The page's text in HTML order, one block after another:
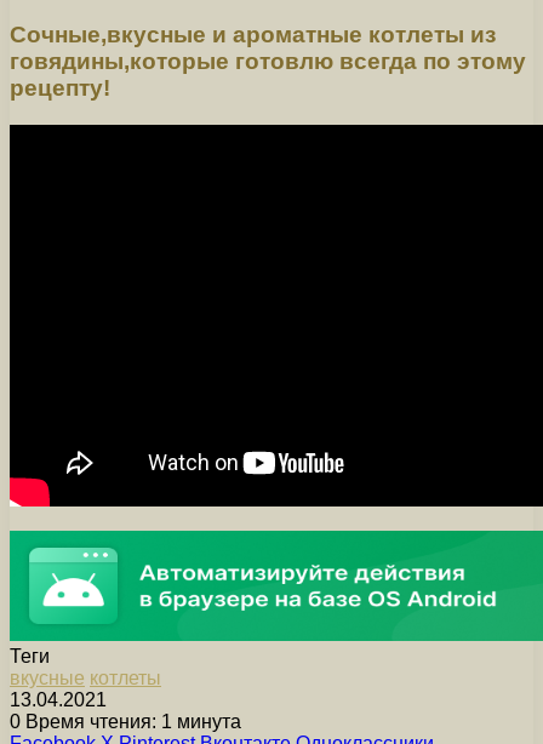
Сочные,вкусные и ароматные котлеты из
говядины,которые готовлю всегда по этому
рецепту!
Теги
вкусные котлеты
13.04.2021
0 Время чтения: 1 минута